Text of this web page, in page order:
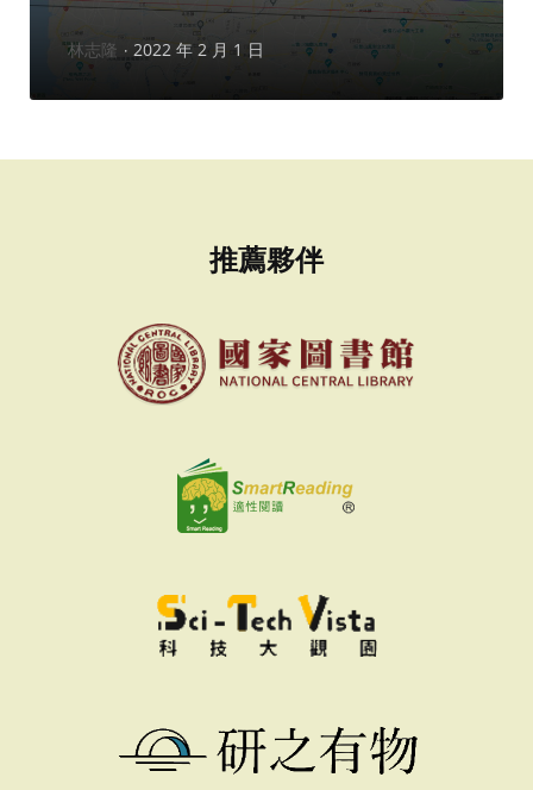
作
者：
林志隆 2022 年 2 月 1 日
推薦夥伴